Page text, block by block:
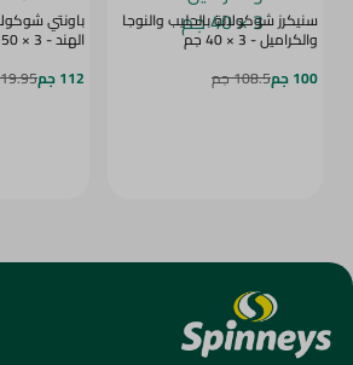
سنيكرز شوكولاتة بالحليب والنوجا
والكراميل - 3 × 40 جم
100 جم
108.5 جم
باونتي
الهند - 3 × 50 جم
112 جم
119.95